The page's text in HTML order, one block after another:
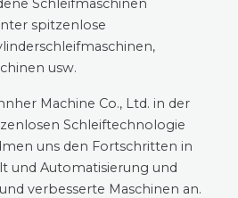
spitzenlose
usw.
Machine Co., Ltd. in der
Schleiftechnologie
uns den Fortschritten in
und Automatisierung und
verbesserte Maschinen an.